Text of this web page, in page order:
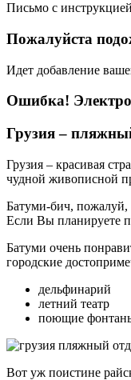
Письмо с
Пожалуйста
Идет добавление
Ошибка!
Грузия –
Грузия – красивая
чудной живописной
Батуми-бич, пожалуй,
Если Вы планируете
Батуми очень
городские
дельфинарий
летний театр
поющие
Вот уж поистине